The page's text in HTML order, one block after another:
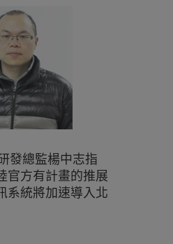
總監楊中志指
官方有計畫的推展
系統將加速導入北